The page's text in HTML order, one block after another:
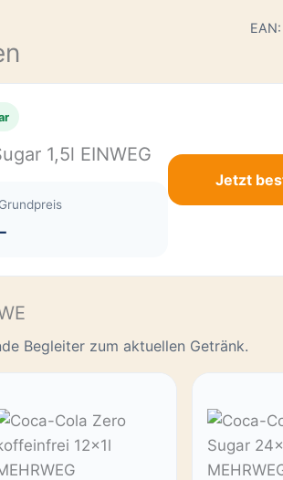
1,5l EINWEG
Grundpreis
Jetzt
Begleiter zum aktuellen Getränk.